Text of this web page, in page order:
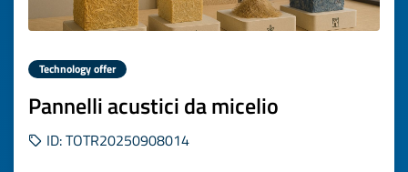
Technology offer
Pannelli acustici da micelio
ID: TOTR20250908014